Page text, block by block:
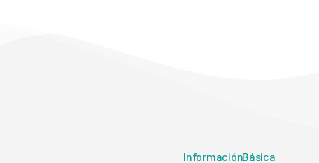
Información Básica